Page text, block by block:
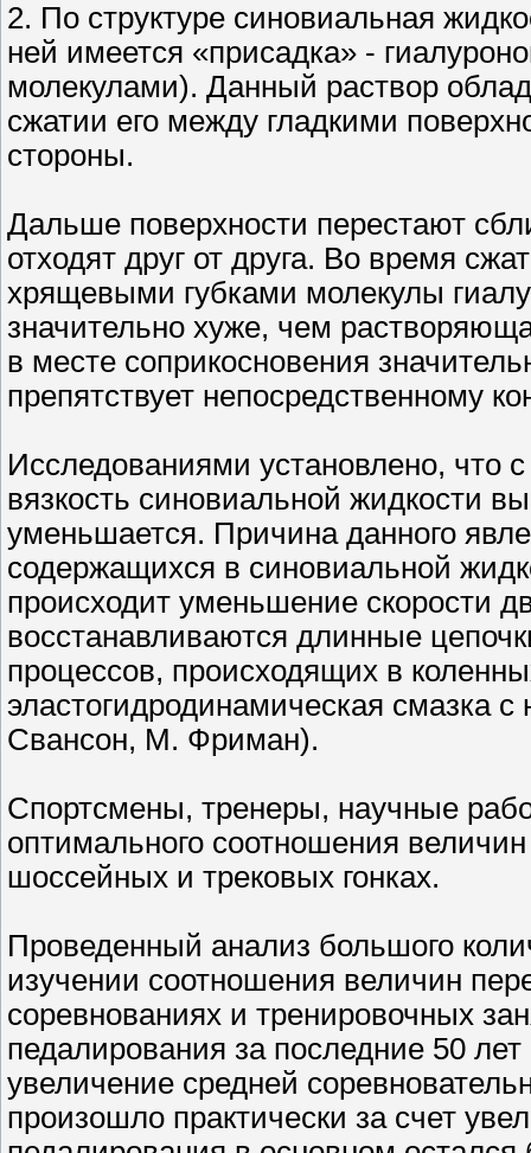
2. По структуре синовиальная
ней имеется «присадка» -
молекулами). Данный раствор
сжатии его между гладкими
стороны.
Дальше поверхности перестают
отходят друг от друга. Во время
хрящевыми губками молекулы
значительно хуже, чем
в месте соприкосновения
препятствует непосредственному
Исследованиями установлено, что
вязкость синовиальной жидкости
уменьшается. Причина данного
содержащихся в синовиальной
происходит уменьшение скорости
восстанавливаются длинные
процессов, происходящих в
эластогидродинамическая смазка
Свансон, М. Фриман).
Спортсмены, тренеры, научные
оптимального соотношения
шоссейных и трековых гонках.
Проведенный анализ большого
изучении соотношения величин
соревнованиях и тренировочных
педалирования за последние 50
увеличение средней
произошло практически за счет